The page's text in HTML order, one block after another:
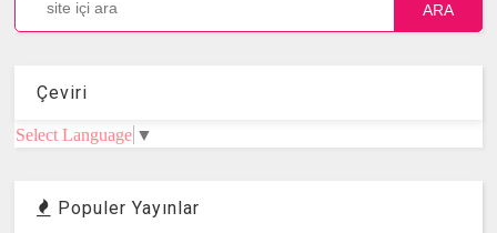
ARA
Çeviri
Select Language ▼
Populer Yayınlar